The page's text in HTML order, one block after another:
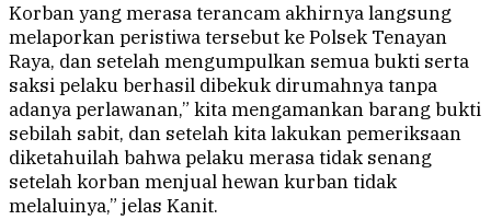
Korban yang merasa terancam akhirnya langsung
melaporkan peristiwa tersebut ke Polsek Tenayan
Raya, dan setelah mengumpulkan semua bukti serta
saksi pelaku berhasil dibekuk dirumahnya tanpa
adanya perlawanan,” kita mengamankan barang bukti
sebilah sabit, dan setelah kita lakukan pemeriksaan
diketahuilah bahwa pelaku merasa tidak senang
setelah korban menjual hewan kurban tidak
melaluinya,” jelas Kanit.